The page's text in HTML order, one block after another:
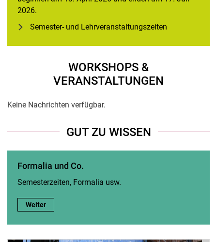
Beratungseinrichtungen des Fachbereichs
Studienservice
2026.
Semester- und Lehrveranstaltungszeiten
WORKSHOPS &
VERANSTALTUNGEN
Keine Nachrichten verfügbar.
GUT ZU WISSEN
Formalia und Co.
Semesterzeiten, Formalia usw.
Formalia und Co.:
Weiter